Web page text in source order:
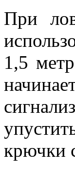
При
1,5
крючки